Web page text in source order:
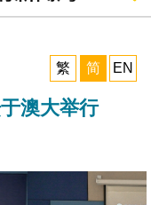
繁
简 EN
澳大举行